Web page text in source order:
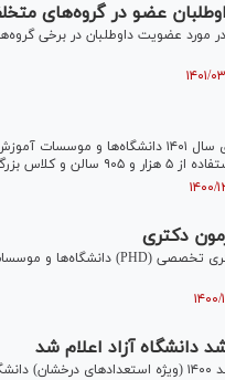
عضو در گروه‌های
عضویت داوطلبان در برخی
دکتری
دانشگاه آزاد اعلام شد
شد.